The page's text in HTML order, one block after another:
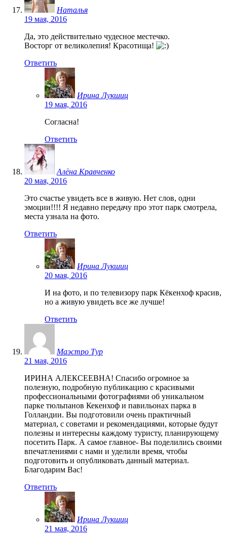
Наталья
19 мая, 2016
Да, это действительно чудесное местечко.
Восторг от великолепия! Красотища!
Ответить
Ирина Лукшиц
19 мая, 2016
Согласна!
Ответить
Алёна Кравченко
20 мая, 2016
Это счастье увидеть все в живую. Нет слов, одни
эмоции!!!! Я недавно передачу про этот парк смотрела,
места узнала на фото.
Ответить
Ирина Лукшиц
20 мая, 2016
И на фото, и по телевизору парк Кёкенхоф красив,
но а живую увидеть все же лучше!
Ответить
Маэстро Тур
21 мая, 2016
ИРИНА АЛЕКСЕЕВНА! Спасибо огромное за
полезную, подробную публикацию с красивыми
профессиональными фотографиями об уникальном
парке тюльпанов Кекенхоф и павильонах парка в
Голландии. Вы подготовили очень практичный
материал, с советами и рекомендациями, которые будут
полезны и интересны каждому туристу, планирующему
посетить Парк. А самое главное- Вы поделились своими
впечатлениями с нами и уделили время, чтобы
подготовить и опубликовать данный материал.
Благодарим Вас!
Ответить
Ирина Лукшиц
21 мая, 2016